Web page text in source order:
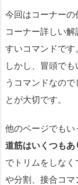
今回はコーナーの
コーナー詳しい
すいコマンドです
しかし、冒頭で
うコマンドなの
とが大切です。
他のページでもい
道筋はいくつもあ
でトリムをしな
や分割、接合コ